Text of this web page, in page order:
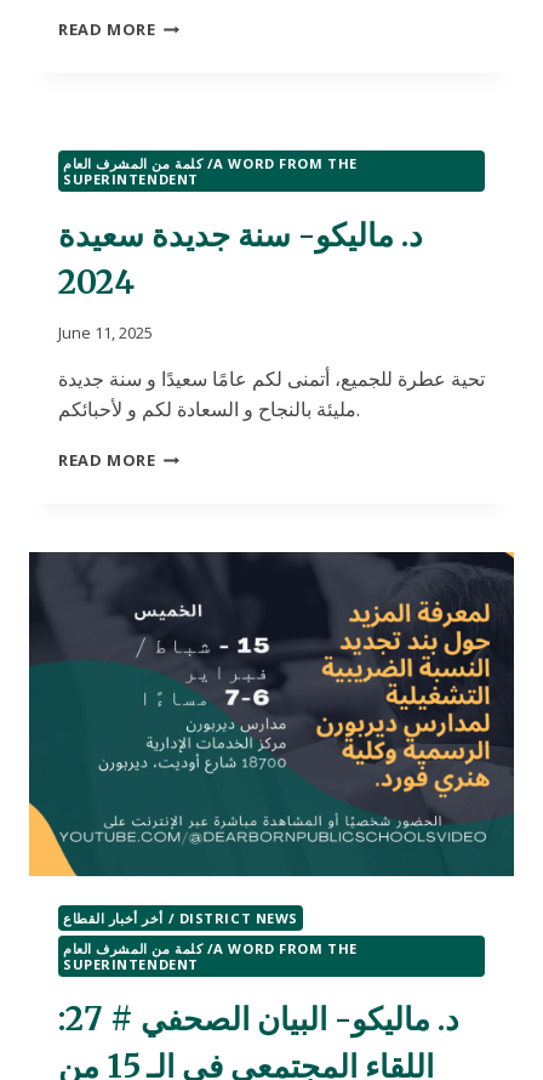
READ MOREد.
مجيد
وعطلة
سعيدة
كلمة من المشرف العام /A WORD FROM THE
SUPERINTENDENT
د. ماليكو- سنة جديدة سعيدة
2024
June 11, 2025
تحية عطرة للجميع، أتمنى لكم عامًا سعيدًا و سنة جديدة
مليئة بالنجاح و السعادة لكم و لأحبائكم.
READ MOREد.
سعيدة
أخر أخبار القطاع / DISTRICT NEWS
كلمة من المشرف العام /A WORD FROM THE
SUPERINTENDENT
د. ماليكو- البيان الصحفي # 27:
اللقاء المجتمعي في الـ 15 من